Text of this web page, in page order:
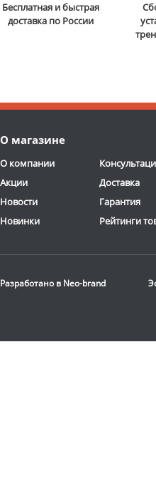
Бесплатная и быстрая
доставка по России
О магазине
О компании
Акции
Новости
Новинки
Доставка
Гарантия
Рейтинги
Разработано в Neo-brand